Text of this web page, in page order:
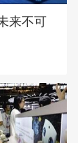
来不可